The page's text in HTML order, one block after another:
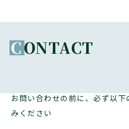
CONTACT
お問い合わせの前に、必ず以
みください